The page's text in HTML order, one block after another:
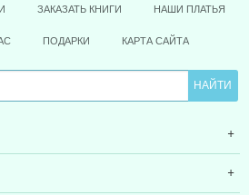
ЗАКАЗАТЬ КНИГИ НАШИ ПЛАТЬЯ
ПОДАРКИ КАРТА САЙТА